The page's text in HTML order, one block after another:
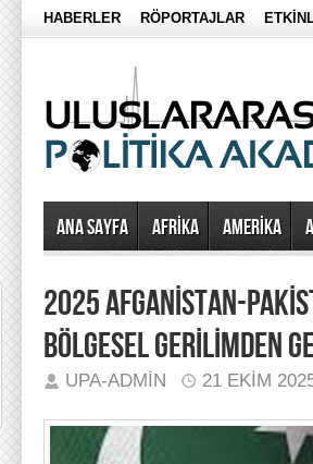
HABERLER RÖPORTAJLAR
Ana Sayfa AFRİKA AMERİKA
2025 AFGANİSTAN-
BÖLGESEL GERİLİMDEN
UPA-ADMIN 21 EKIM